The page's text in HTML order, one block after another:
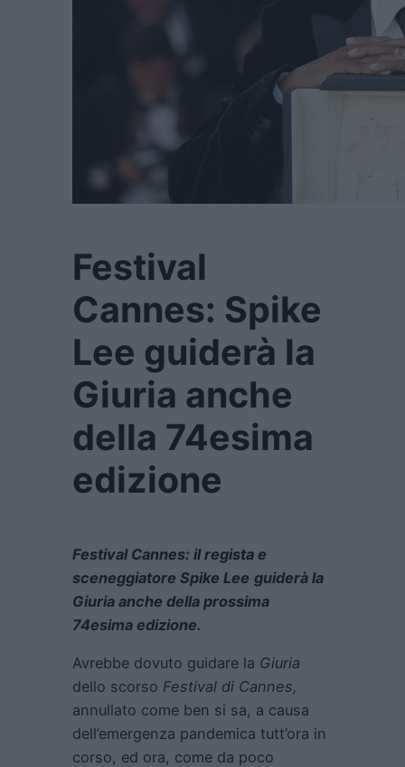
Festival
Cannes: Spike
Lee guiderà la
Giuria anche
della 74esima
edizione
Festival Cannes: il regista e
sceneggiatore Spike Lee guiderà la
Giuria anche della prossima
74esima edizione.
Avrebbe dovuto guidare la Giuria
dello scorso Festival di Cannes,
annullato come ben si sa, a causa
dell’emergenza pandemica tutt’ora in
corso, ed ora, come da poco